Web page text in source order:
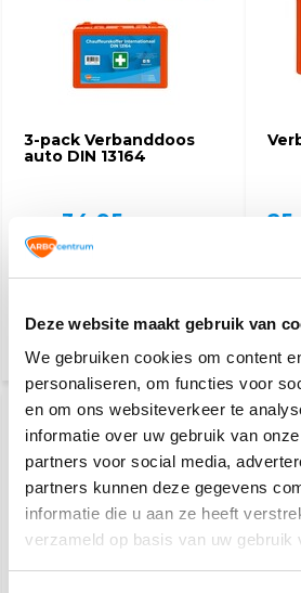
Deze website maakt gebruik van
We gebruiken cookies om content
personaliseren, om functies voor
en om ons websiteverkeer te
informatie over uw gebruik van
partners voor social media,
partners kunnen deze gegevens
informatie die u aan ze heeft
verzameld op basis van uw gebruik
3-pack Verbanddoos
auto DIN 13164
34,95
(38,10 Incl. btw)
besteld, zelfde dag
Op